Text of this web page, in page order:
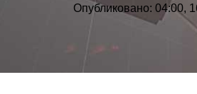
Опубликовано: 04:00,
»